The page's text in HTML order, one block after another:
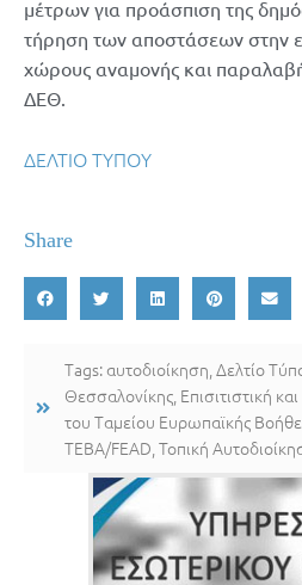
μέτρων για προάσπιση της
τήρηση των αποστάσεων στην
χώρους αναμονής και
ΔΕΘ.
ΔΕΛΤΙΟ ΤΥΠΟΥ
Share
Tags:αυτοδιοίκηση,Δελτίο
Θεσσαλονίκης, Επισιτιστική
του Ταμείου Ευρωπαϊκής
ΤΕΒΑ/FEAD,Τοπική